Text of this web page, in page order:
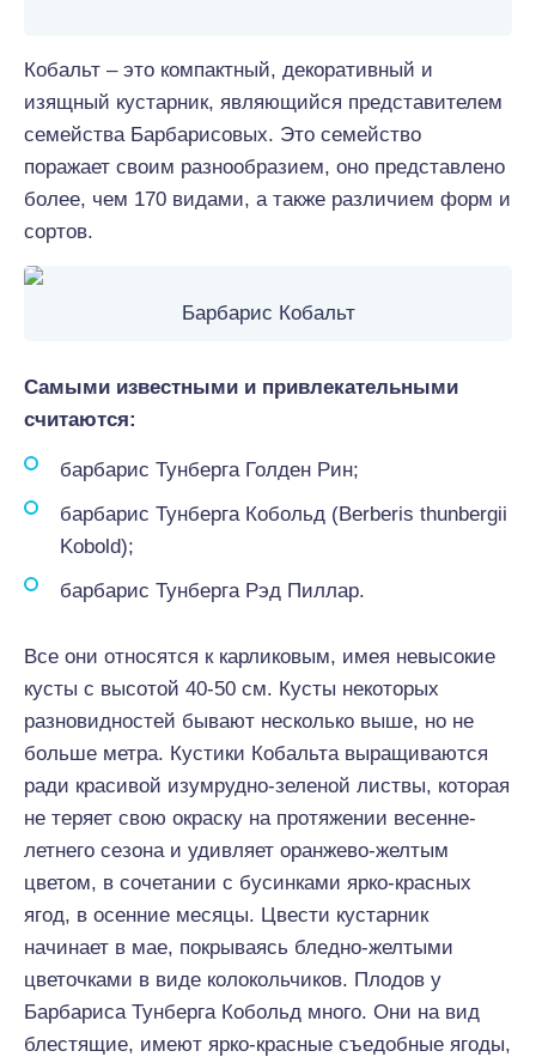
Кобальт – это компактный, декоративный и
изящный кустарник, являющийся представителем
семейства Барбарисовых. Это семейство
поражает своим разнообразием, оно представлено
более, чем 170 видами, а также различием форм и
сортов.
Барбарис Кобальт
Самыми известными и привлекательными
считаются:
барбарис Тунберга Голден Рин;
барбарис Тунберга Кобольд (Berberis thunbergii
Kobold);
барбарис Тунберга Рэд Пиллар.
Все они относятся к карликовым, имея невысокие
кусты с высотой 40-50 см. Кусты некоторых
разновидностей бывают несколько выше, но не
больше метра. Кустики Кобальта выращиваются
ради красивой изумрудно-зеленой листвы, которая
не теряет свою окраску на протяжении весенне-
летнего сезона и удивляет оранжево-желтым
цветом, в сочетании с бусинками ярко-красных
ягод, в осенние месяцы. Цвести кустарник
начинает в мае, покрываясь бледно-желтыми
цветочками в виде колокольчиков. Плодов у
Барбариса Тунберга Кобольд много. Они на вид
блестящие, имеют ярко-красные съедобные ягоды,